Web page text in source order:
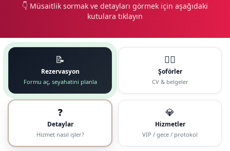
👇 Müsaitlik sormak ve detayları görmek için aşağıdaki
kutulara tıklayın
📝
Rezervasyon
Formu aç, seyahatini planla
🧑‍✈️
Şoförler
CV & belgeler
❓
Detaylar
Hizmet nasıl işler?
💎
Hizmetler
VIP / gece / protokol